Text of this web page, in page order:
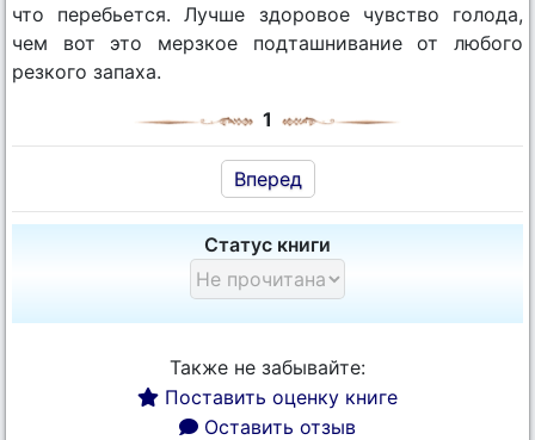
что перебьется. Лучше здоровое чувство голода,
чем вот это мерзкое подташнивание от любого
резкого запаха.
1
Вперед
Статус книги
Также не забывайте:
Поставить оценку книге
Оставить отзыв